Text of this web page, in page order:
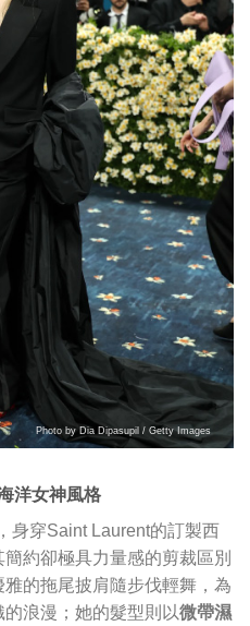
Photo by Dia Dipasupil / Getty Images
洋女神風格
身穿Saint Laurent的訂製西
約卻極具力量感的剪裁區別
的拖尾披肩隨步伐輕舞，為
浪漫；她的髮型則以微帶濕